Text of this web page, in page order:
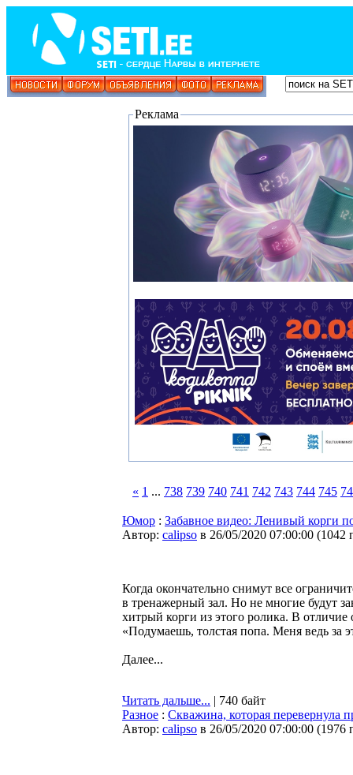
Реклама
« 1 ... 738 739 740 741 742 743 744 745
Юмор : Забавное видео: Ленивый корги
Автор: calipso в 26/05/2020 07:00:00 (1042
Когда окончательно снимут все
в тренажерный зал. Но не многие будут
хитрый корги из этого ролика. В отличие
«Подумаешь, толстая попа. Меня ведь за
Далее...
Читать дальше... | 740 байт
Разное : Скважина, которая перевернула
Автор: calipso в 26/05/2020 07:00:00 (1976